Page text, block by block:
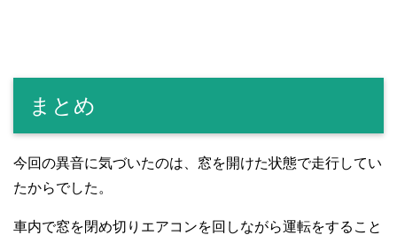
まとめ
今回の異音に気づいたのは、窓を開けた状態で走行してい
たからでした。
車内で窓を閉め切りエアコンを回しながら運転をすること